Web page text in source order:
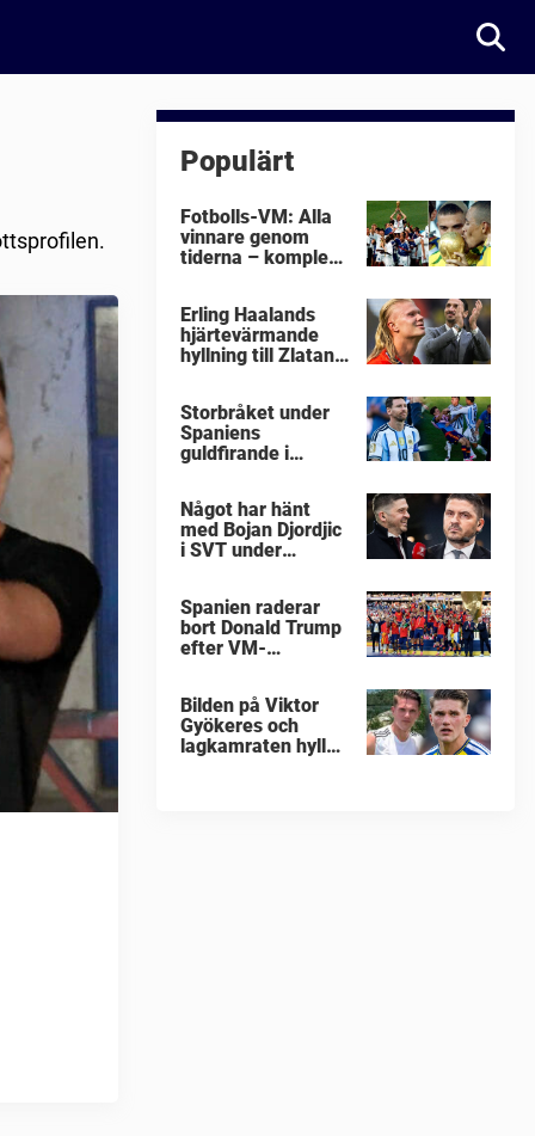
Populärt
Fotbolls-VM: Alla
vinnare genom
tiderna – komplett
Erling Haalands
hjärtevärmande
hyllning till Zlatan
Storbråket under
Spaniens
guldfirande i
Något har hänt
med Bojan Djordjic
i SVT under
Spanien raderar
bort Donald Trump
efter VM-
Bilden på Viktor
Gyökeres och
lagkamraten hyllas